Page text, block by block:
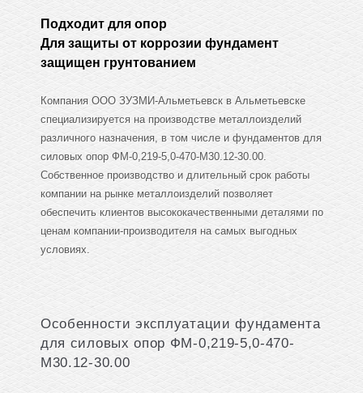
Подходит для опор
Для защиты от коррозии фундамент
защищен грунтованием
Компания ООО ЗУЗМИ-Альметьевск в Альметьевске
специализируется на производстве металлоизделий
различного назначения, в том числе и фундаментов для
силовых опор ФМ-0,219-5,0-470-М30.12-30.00.
Собственное производство и длительный срок работы
компании на рынке металлоизделий позволяет
обеспечить клиентов высококачественными деталями по
ценам компании-производителя на самых выгодных
условиях.
Особенности эксплуатации фундамента
для силовых опор ФМ-0,219-5,0-470-
М30.12-30.00